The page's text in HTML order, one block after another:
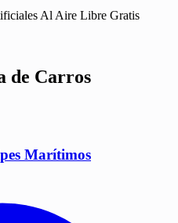
Al Aire Libre Gratis
de Carros
Marítimos